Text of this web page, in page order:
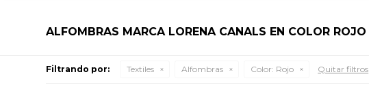
ALFOMBRAS MARCA LORENA CANALS EN COLOR ROJO
Filtrando por: Textiles Alfombras Color: Rojo Quitar filtros